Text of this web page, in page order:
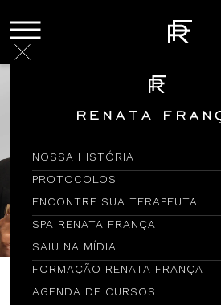
NOSSA HISTÓRIA
PROTOCOLOS
ENCONTRE SUA TERAPEUTA
SPA RENATA FRANÇA
SAIU NA MÍDIA
FORMAÇÃO RENATA FRANÇA
AGENDA DE CURSOS